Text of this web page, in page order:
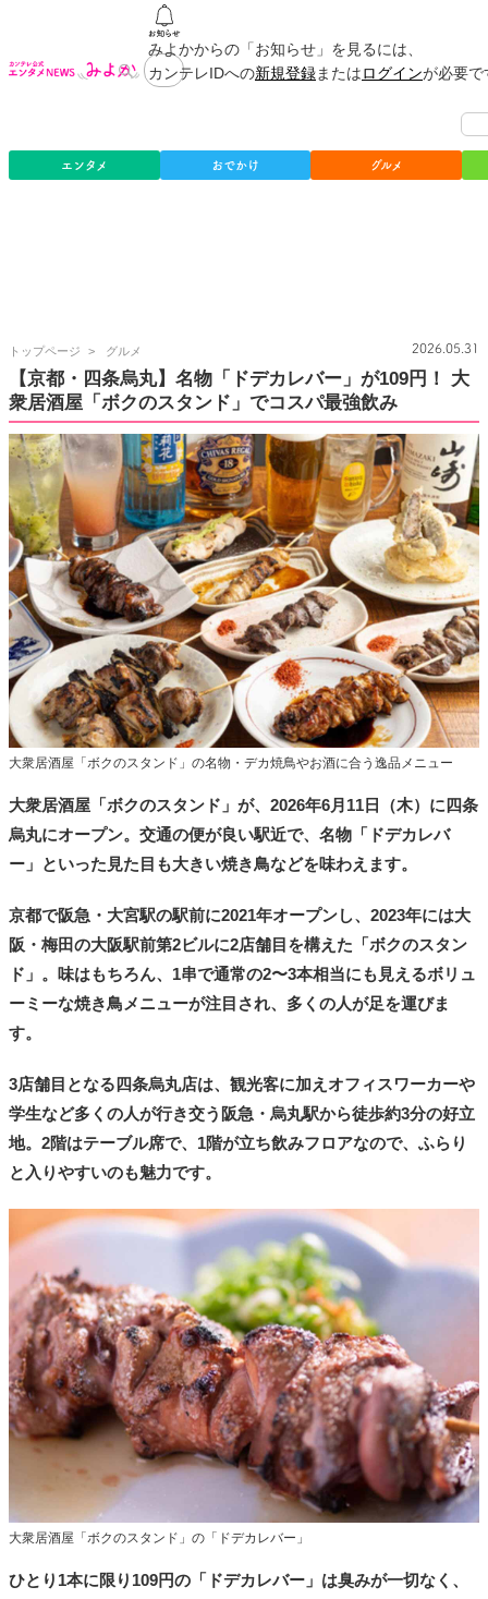
みよかからの「お知らせ」を見るには、
カンテレIDへの新規登録またはログインが必要
エンタメ おでかけ グルメ
トップページ
テ
レ
公
式
ン
タ
N
E
W
S
「
み
よ
か
」
グルメ 2026.05.31
【京都・四条烏丸】名物「ドデカレバー」が109円！ 大
衆居酒屋「ボクのスタンド」でコスパ最強飲み
大衆居酒屋「ボクのスタンド」の名物・デカ焼鳥やお酒に合う逸品メニュー
大衆居酒屋「ボクのスタンド」が、2026年6月11日（木）に四条
烏丸にオープン。交通の便が良い駅近で、名物「ドデカレバ
ー」といった見た目も大きい焼き鳥などを味わえます。
京都で阪急・大宮駅の駅前に2021年オープンし、2023年には大
阪・梅田の大阪駅前第2ビルに2店舗目を構えた「ボクのスタン
ド」。味はもちろん、1串で通常の2〜3本相当にも見えるボリュ
ーミーな焼き鳥メニューが注目され、多くの人が足を運びま
す。
3店舗目となる四条烏丸店は、観光客に加えオフィスワーカーや
学生など多くの人が行き交う阪急・烏丸駅から徒歩約3分の好立
地。2階はテーブル席で、1階が立ち飲みフロアなので、ふらり
と入りやすいのも魅力です。
大衆居酒屋「ボクのスタンド」の「ドデカレバー」
ひとり1本に限り109円の「ドデカレバー」は臭みが一切なく、